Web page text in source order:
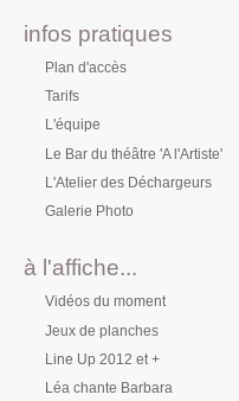
infos pratiques
Plan d'accès
Tarifs
L'équipe
Le Bar du théâtre 'A l'Artiste'
L'Atelier des Déchargeurs
Galerie Photo
à l'affiche...
Vidéos du moment
Jeux de planches
Line Up 2012 et +
Léa chante Barbara